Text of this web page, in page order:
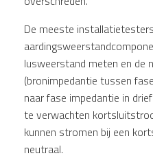
De meeste
lusweerstand meten en de
(bronimpedantie tussen
naar fase impedantie in
te verwachten
kunnen stromen bij een
neutraal.